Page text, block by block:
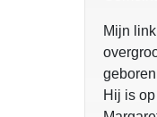
Mijn
Hij is